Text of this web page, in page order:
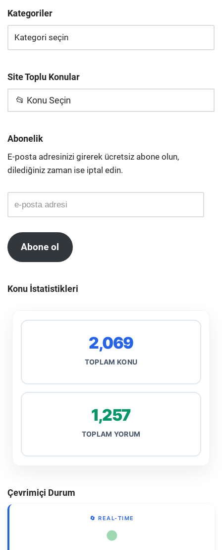
Kategoriler
Site Toplu Konular
📂 Konu Seçin
Abonelik
E-posta adresinizi girerek ücretsiz abone olun,
dilediğiniz zaman ise iptal edin.
Abone ol
Konu İstatistikleri
2,069
TOPLAM KONU
1,257
TOPLAM YORUM
Çevrimiçi Durum
🔄 REAL-TIME
●